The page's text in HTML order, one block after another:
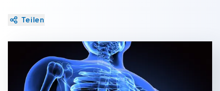
Teilen